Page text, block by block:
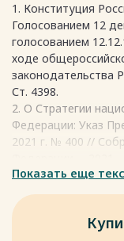
1. Конституция
Голосованием 12
голосованием
ходе
законодательства
Ст. 4398.
2. О Стратегии
Федерации: Указ
2021 г. № 400 //
Литература:
3. Владыцкий
Российской
Власть. 2015. №2.
Показать еще